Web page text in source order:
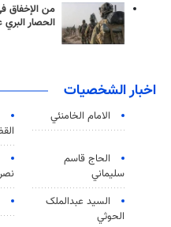
من الإخفاق
الحصار البري
اخبار الشخصيات
الامام الخامنئي
الحاج قاسم
سليماني
السید عبدالملک
الحوثي